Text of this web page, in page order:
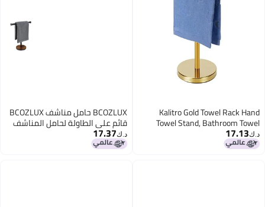
Kalitro Gold Towel Rack Hand
Towel Stand, Bathroom Towel
Holder Stand SUS304 Stainless
Steel (Gold)
د.ك‏17.13
BCOZLUX حامل مناشف BCOZLUX
قائم على الطاولة لحامل المناشف
اليدوية للحمام والمطبخ حامل
مناشف قائم مع قاعدة خشبية
د.ك‏17.37